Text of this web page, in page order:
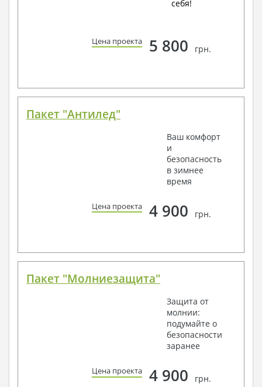
себя!
Цена проекта 5 800 грн.
Пакет "Антилед"
Ваш комфорт
и
безопасность
в зимнее
время
Цена проекта 4 900 грн.
Пакет "Молниезащита"
Защита от
молнии:
подумайте о
безопасности
заранее
Цена проекта 4 900 грн.